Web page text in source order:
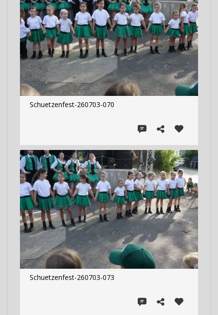
Schuetzenfest-260703-070
Schuetzenfest-260703-073